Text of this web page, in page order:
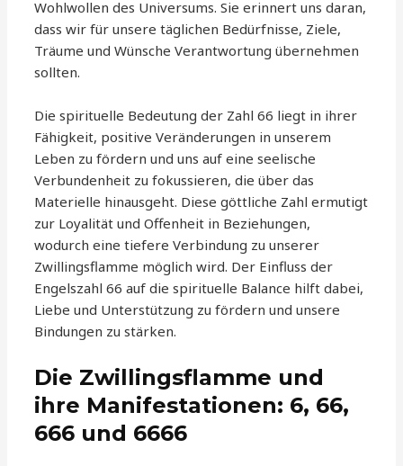
Wohlwollen des Universums. Sie erinnert uns daran,
dass wir für unsere täglichen Bedürfnisse, Ziele,
Träume und Wünsche Verantwortung übernehmen
sollten.
Die spirituelle Bedeutung der Zahl 66 liegt in ihrer
Fähigkeit, positive Veränderungen in unserem
Leben zu fördern und uns auf eine seelische
Verbundenheit zu fokussieren, die über das
Materielle hinausgeht. Diese göttliche Zahl ermutigt
zur Loyalität und Offenheit in Beziehungen,
wodurch eine tiefere Verbindung zu unserer
Zwillingsflamme möglich wird. Der Einfluss der
Engelszahl 66 auf die spirituelle Balance hilft dabei,
Liebe und Unterstützung zu fördern und unsere
Bindungen zu stärken.
Die Zwillingsflamme und
ihre Manifestationen: 6, 66,
666 und 6666